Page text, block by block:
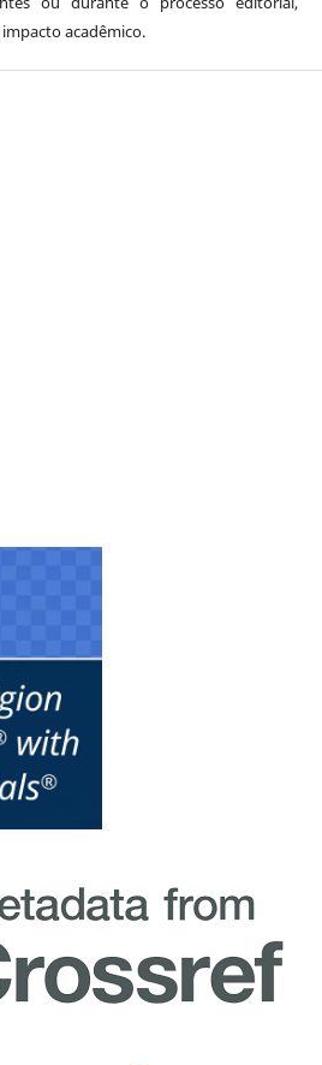
acadêmico.